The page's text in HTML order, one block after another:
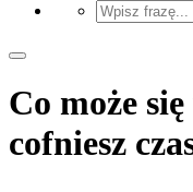
Co może
cofniesz